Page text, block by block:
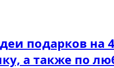
подарков на
а также по